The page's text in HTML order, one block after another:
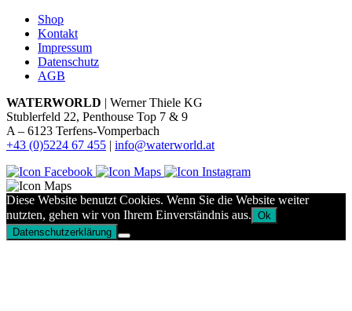
Shop
Kontakt
Impressum
Datenschutz
AGB
WATERWORLD | Werner Thiele KG
Stublerfeld 22, Penthouse Top 7 & 9
A – 6123 Terfens-Vomperbach
+43 (0)5224 67 455 | info@waterworld.at
Diese Website benutzt Cookies. Wenn Sie die Website weiter
nutzten, gehen wir von Ihrem Einverständnis aus. Ok
Datenschutzerklärung